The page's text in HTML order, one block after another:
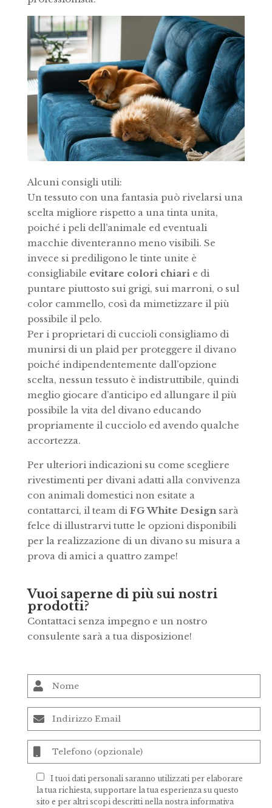
Alcuni consigli utili:
Un tessuto con una fantasia può rivelarsi una
scelta migliore rispetto a una tinta unita,
poiché i peli dell’animale ed eventuali
macchie diventeranno meno visibili. Se
invece si prediligono le tinte unite è
consigliabile evitare colori chiarie di
puntare piuttosto sui grigi, sui marroni, o sul
color cammello, così da mimetizzare il più
possibile il pelo.
Per i proprietari di cuccioli consigliamo di
munirsi di un plaid per proteggere il divano
poiché indipendentemente dall’opzione
scelta, nessun tessuto è indistruttibile, quindi
meglio giocare d’anticipo ed allungare il più
possibile la vita del divano educando
propriamente il cucciolo ed avendo qualche
accortezza.
Per ulteriori indicazioni su come scegliere
rivestimenti per divani adatti alla convivenza
con animali domestici non esitate a
contattarci, il team di FG White Designsarà
felce di illustrarvi tutte le opzioni disponibili
per la realizzazione di un divano su misura a
prova di amici a quattro zampe!
Vuoi saperne di più sui nostri
prodotti?
Contattaci senza impegno e un nostro
consulente sarà a tua disposizione!
I tuoi dati personali saranno utilizzati per elaborare
la tua richiesta, supportare la tua esperienza su questo
sito e per altri scopi descritti nella nostra informativa